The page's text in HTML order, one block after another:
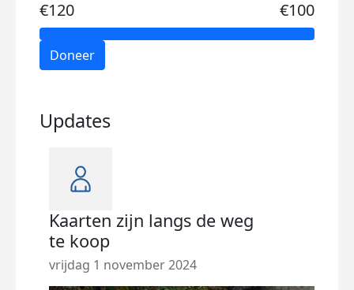
€120 €100
Doneer
Updates
Kaarten zijn langs de weg
te koop
vrijdag 1 november 2024